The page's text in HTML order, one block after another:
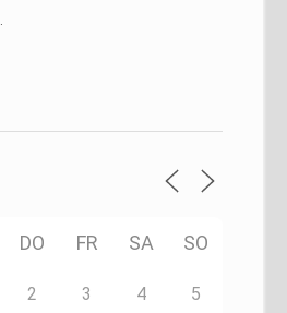
DO FR SA SO
2 3 4 5